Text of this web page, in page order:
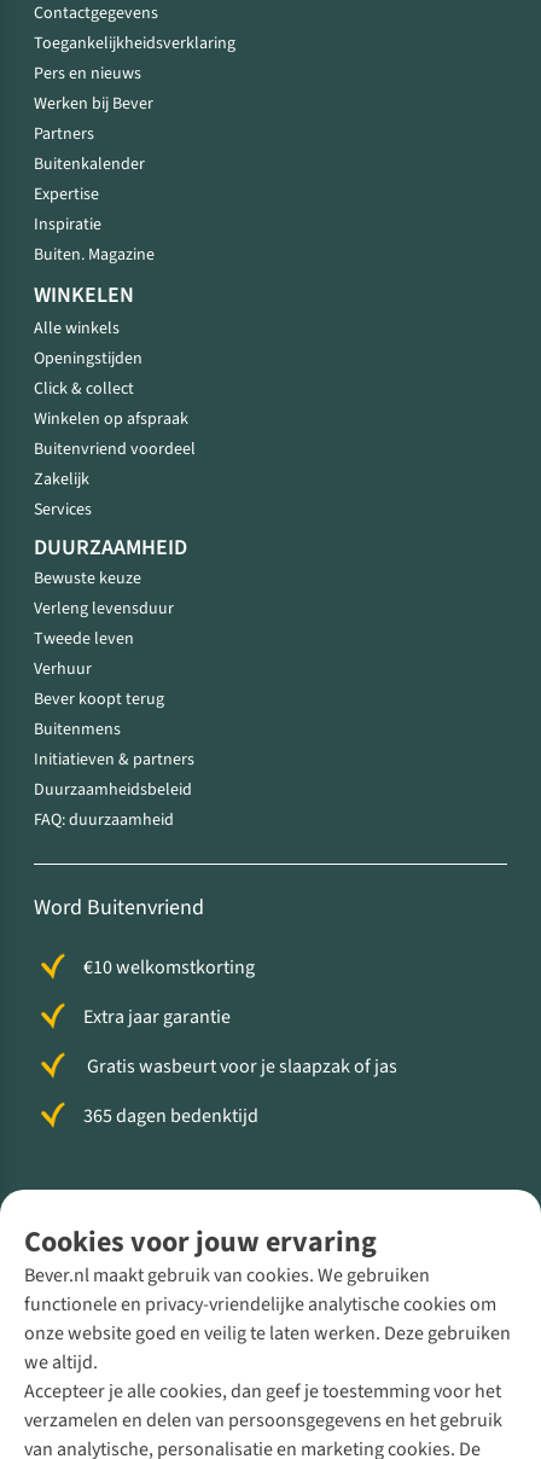
Cookies voor jouw ervaring
Bever.nl maakt gebruik van cookies. We gebruiken
functionele en privacy-vriendelijke analytische cookies om
onze website goed en veilig te laten werken. Deze gebruiken
we altijd.
Accepteer je alle cookies, dan geef je toestemming voor het
verzamelen en delen van persoonsgegevens en het gebruik
van analytische, personalisatie en marketing cookies. De
Contactgegevens
Toegankelijkheidsverklaring
Pers en nieuws
Werken bij Bever
Partners
Buitenkalender
Expertise
Inspiratie
Buiten. Magazine
WINKELEN
Alle winkels
Openingstijden
Click & collect
Winkelen op afspraak
Buitenvriend voordeel
Zakelijk
Services
DUURZAAMHEID
Bewuste keuze
Verleng levensduur
Tweede leven
Verhuur
Bever koopt terug
Buitenmens
Initiatieven & partners
Duurzaamheidsbeleid
FAQ: duurzaamheid
Word Buitenvriend
€10 welkomstkorting
Extra jaar garantie
Gratis wasbeurt voor je slaapzak of jas
365 dagen bedenktijd
Direct advies van een Buitenexpert
+31 (0)85 888 50 88
+31 6 12 28 49 80